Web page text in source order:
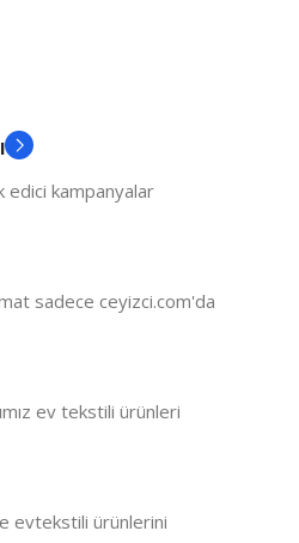
edici kampanyalar
sadece ceyizci.com'da
ev tekstili ürünleri
evtekstili ürünlerini